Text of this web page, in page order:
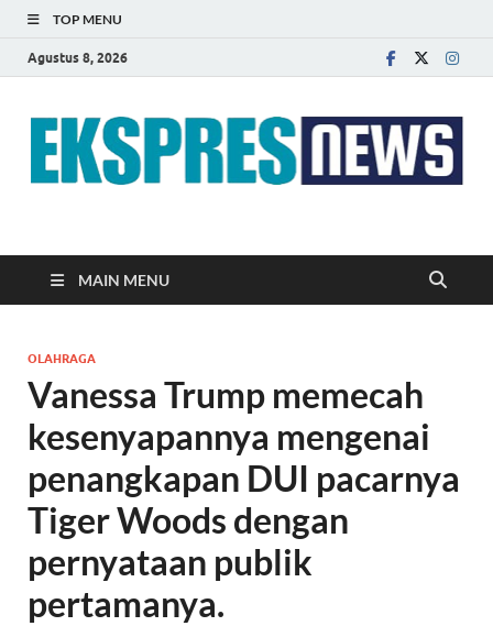
TOP MENU
Agustus 8, 2026
EKSPRES NEWS
MAIN MENU
OLAHRAGA
Vanessa Trump memecah
kesenyapannya mengenai
penangkapan DUI pacarnya
Tiger Woods dengan
pernyataan publik
pertamanya.